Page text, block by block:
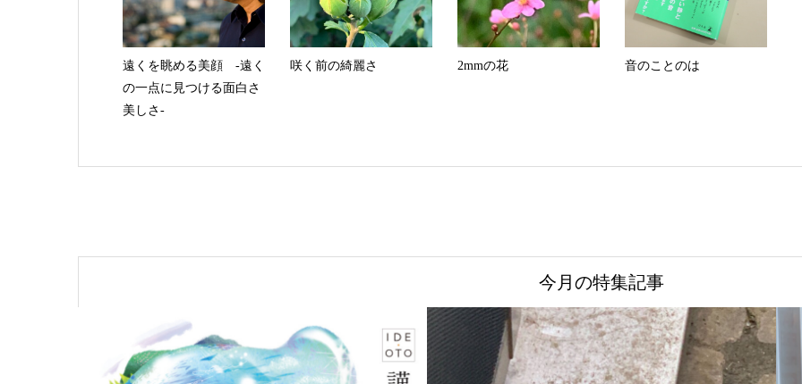
遠くを眺める美顔 -遠く
の一点に見つける面白さ
美しさ-
咲く前の綺麗さ 2mmの花 音のことのは
今月の特集記事